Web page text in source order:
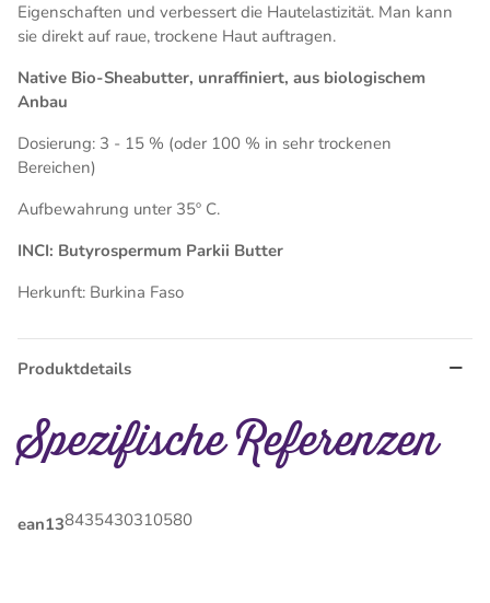
Eigenschaften und verbessert die Hautelastizität. Man kann
sie direkt auf raue, trockene Haut auftragen.
Native Bio-Sheabutter, unraffiniert, aus biologischem
Anbau
Dosierung: 3 - 15 % (oder 100 % in sehr trockenen
Bereichen)
Aufbewahrung unter 35º C.
INCI: Butyrospermum Parkii Butter
Herkunft: Burkina Faso
Produktdetails
Spezifische Referenzen
ean138435430310580